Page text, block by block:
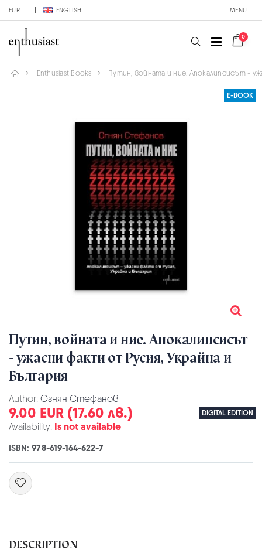
EUR ENGLISH MENU
0
Enthusiast Books Путин, войната и ние. Апокалипсисът -
Е-BOOK
Путин, войната и ние. Апокалипсисът
- ужасни факти от Русия, Украйна и
България
Author: Огнян Стефанов
9.00 EUR (17.60 лв.) DIGITAL EDITION
Availability: Is not available
ISBN:978-619-164-622-7
DESCRIPTION